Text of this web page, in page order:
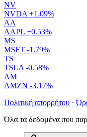
NV
NVDA +1.09%
AA
AAPL +0.53%
MS
MSFT -1.79%
TS
TSLA -0.58%
AM
AMZN -3.17%
Πολιτική απορρήτου ·
Όλα τα δεδομένα που